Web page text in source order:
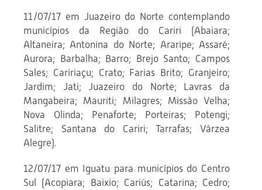
11/07/17 em Juazeiro do Norte contemplando
municípios da Região do Cariri (Abaiara;
Altaneira; Antonina do Norte; Araripe; Assaré;
Aurora; Barbalha; Barro; Brejo Santo; Campos
Sales; Caririaçu; Crato; Farias Brito; Granjeiro;
Jardim; Jati; Juazeiro do Norte; Lavras da
Mangabeira; Mauriti; Milagres; Missão Velha;
Nova Olinda; Penaforte; Porteiras; Potengi;
Salitre; Santana do Cariri; Tarrafas; Várzea
Alegre).
12/07/17 em Iguatu para municípios do Centro
Sul (Acopiara; Baixio; Cariús; Catarina; Cedro;